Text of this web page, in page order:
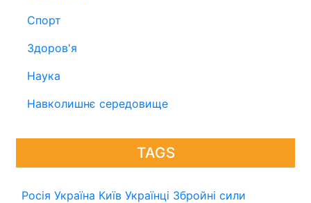
Спорт
Здоров'я
Наука
Навколишнє середовище
TAGS
Росія Україна Київ Українці Збройні сили